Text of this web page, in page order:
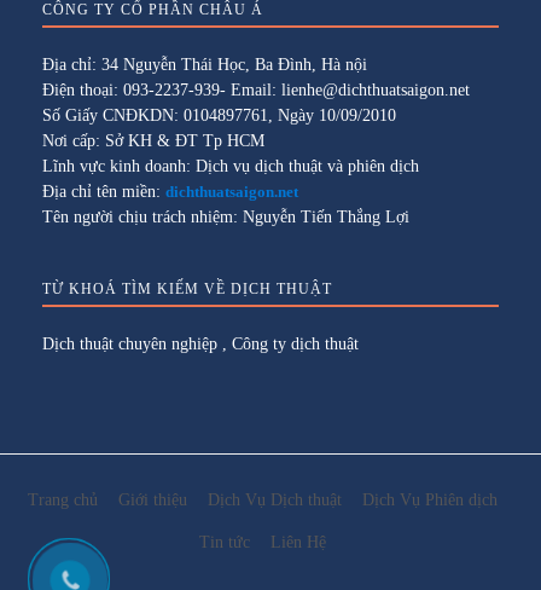
CÔNG TY CỔ PHẦN CHÂU Á
Địa chỉ: 34 Nguyễn Thái Học, Ba Đình, Hà nội
Điện thoại: 093-2237-939- Email: lienhe@dichthuatsaigon.net
Số Giấy CNĐKDN: 0104897761, Ngày 10/09/2010
Nơi cấp: Sở KH & ĐT Tp HCM
Lĩnh vực kinh doanh: Dịch vụ dịch thuật và phiên dịch
Địa chỉ tên miền: dichthuatsaigon.net
Tên người chịu trách nhiệm: Nguyễn Tiến Thắng Lợi
TỪ KHOÁ TÌM KIẾM VỀ DỊCH THUẬT
Dịch thuật chuyên nghiệp , Công ty dịch thuật
Trang chủ Giới thiệu Dịch Vụ Dịch thuật Dịch Vụ Phiên dịch
Tin tức Liên Hệ